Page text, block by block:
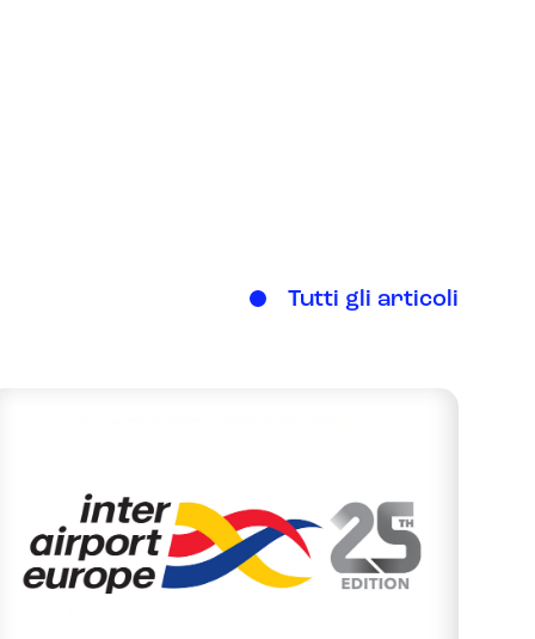
Tutti gli articoli